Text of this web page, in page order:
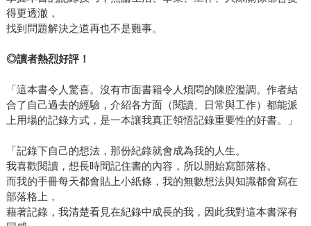
得更透澈，
找到問題解決之道再也不是難事。
◎讀者熱烈好評！
「這本書令人驚喜。沒有市面書籍令人煩悶的陳腔濫調。作者結
合了自己過去的經驗，介紹各方面（閱讀、日常與工作）都能派
上用場的記錄方式，是一本讓我真正領悟記錄重要性的好書。」
「記錄下自己的想法，那份紀錄就會成為我的人生。
我喜歡閱讀，想長時間記住書的內容，所以開始寫部落格。
而我的手冊每天都會貼上小紙條，我的無數想法與知識都會寫在
部落格上，
藉著記錄，我清楚看見在紀錄中成長的我，因此我對這本書深有